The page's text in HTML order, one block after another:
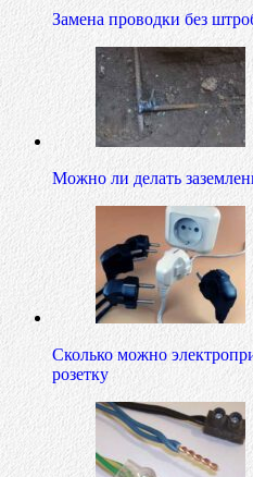
Замена проводки без
Можно ли делать
Сколько можно
розетку